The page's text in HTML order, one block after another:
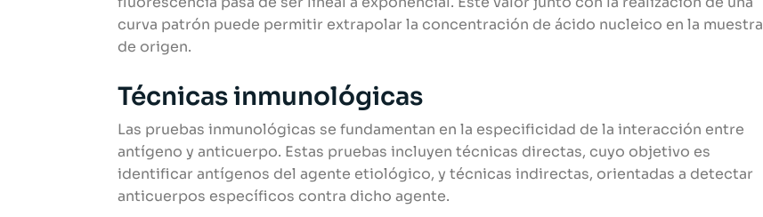
curva patrón puede permitir extrapolar la concentración de ácido nucleico en la muestra
de origen.
Técnicas inmunológicas
Las pruebas inmunológicas se fundamentan en la especificidad de la interacción entre
antígeno y anticuerpo. Estas pruebas incluyen técnicas directas, cuyo objetivo es
identificar antígenos del agente etiológico, y técnicas indirectas, orientadas a detectar
anticuerpos específicos contra dicho agente.